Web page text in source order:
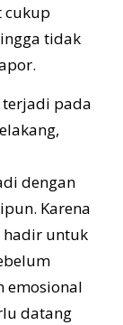
cukup
tidak
pada
dengan
Karena
hadir untuk
emosional
datang